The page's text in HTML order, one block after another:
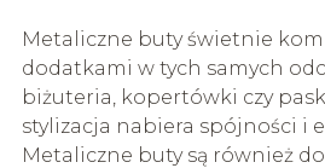
Metaliczne buty świetnie
dodatkami w tych samych
biżuteria, kopertówki czy
stylizacja nabiera spójności i
Metaliczne buty są również